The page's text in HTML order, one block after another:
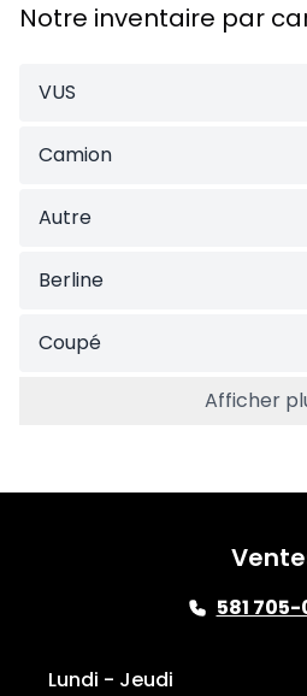
Notre inventaire par
VUS
Camion
Autre
Berline
Coupé
Afficher
581
Lundi - Jeudi